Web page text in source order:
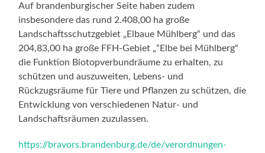
Auf brandenburgischer Seite haben zudem
insbesondere das rund 2.408,00 ha große
Landschaftsschutzgebiet „Elbaue Mühlberg“ und das
204,83,00 ha große FFH-Gebiet „“Elbe bei Mühlberg“
die Funktion Biotopverbundräume zu erhalten, zu
schützen und auszuweiten, Lebens- und
Rückzugsräume für Tiere und Pflanzen zu schützen, die
Entwicklung von verschiedenen Natur- und
Landschaftsräumen zuzulassen.
https://bravors.brandenburg.de/de/verordnungen-